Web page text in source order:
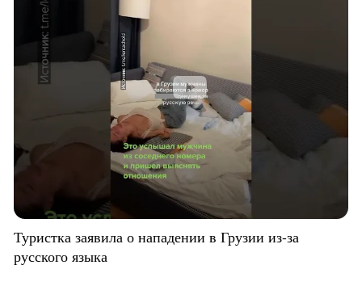
Туристка заявила о нападении в Грузии из-за
русского языка